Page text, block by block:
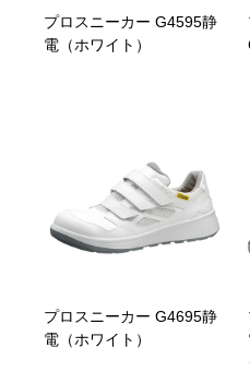
プロスニーカー G4595静
電（ホワイト）
プロスニーカー G4695静
電（ホワイト）